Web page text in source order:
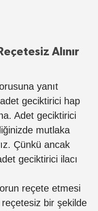
Alınır
yanıt
geciktirici hap
Adet geciktirici
mutlaka
Çünkü ancak
geciktirici ilacı
reçete etmesi
bir şekilde